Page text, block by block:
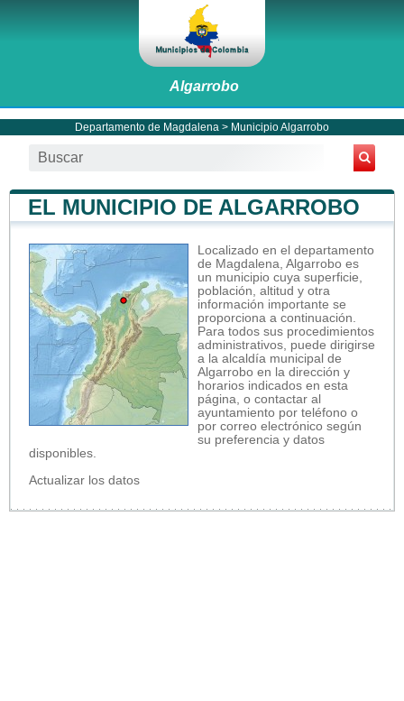
Algarrobo
Departamento de Magdalena > Municipio Algarrobo
EL MUNICIPIO DE ALGARROBO
Localizado en el departamento
de Magdalena, Algarrobo es
un municipio cuya superficie,
población, altitud y otra
información importante se
proporciona a continuación.
Para todos sus procedimientos
administrativos, puede dirigirse
a la alcaldía municipal de
Algarrobo en la dirección y
horarios indicados en esta
página, o contactar al
ayuntamiento por teléfono o
por correo electrónico según
su preferencia y datos
disponibles.
Actualizar los datos